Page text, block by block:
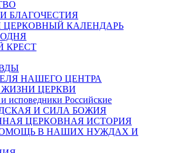
БЛАГОЧЕСТИЯ
КАЛЕНДАРЬ
КРЕСТ
НАШЕГО ЦЕНТРА
ЦЕРКВИ
исповедники Российские
И СИЛА БОЖИЯ
ЦЕРКОВНАЯ ИСТОРИЯ
В НАШИХ НУЖДАХ И